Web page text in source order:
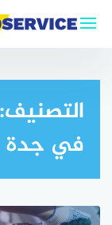
إلى
التصنيف:
في جدة